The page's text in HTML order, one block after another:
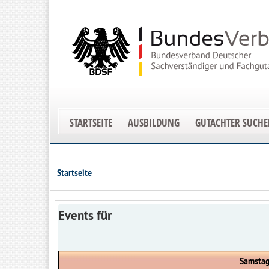
STARTSEITE AUSBILDUNG GUTACHTER
Startseite
Events für